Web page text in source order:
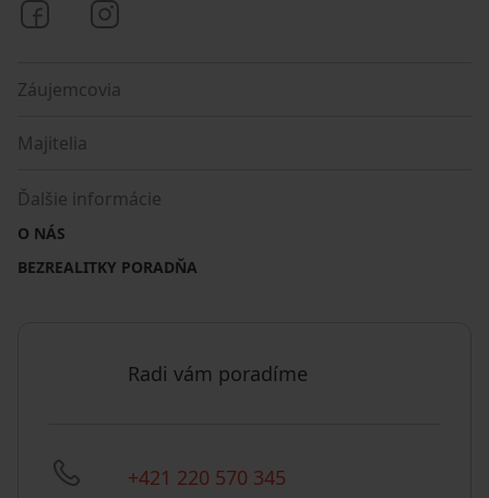
Bezrealitky na Facebooku
Záujemcovia
Majitelia
Ďalšie informácie
O NÁS
BEZREALITKY PORADŇA
Radi vám poradíme
+421 220 570 345